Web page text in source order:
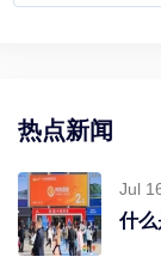
热点新闻
Jul
什么